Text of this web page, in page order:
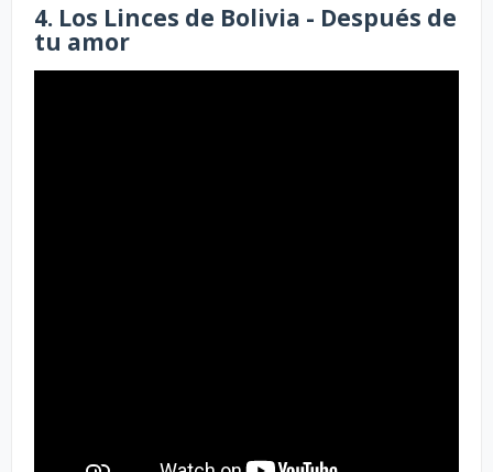
4. Los Linces de Bolivia - Después de
tu amor